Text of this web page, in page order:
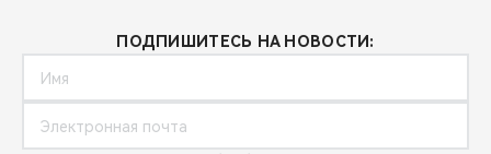
ПОДПИШИТЕСЬ НА НОВОСТИ: